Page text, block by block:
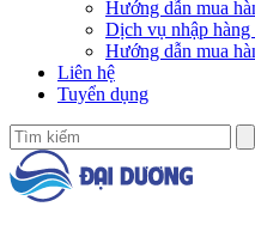
Hướng dẫn mua
Dịch vụ nhập hàng
Hướng dẫn mua
Liên hệ
Tuyển dụng